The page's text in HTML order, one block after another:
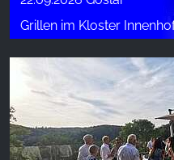
Grillen im Kloster